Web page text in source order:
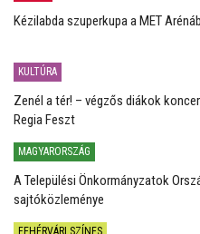
Kézilabda szuperkupa a MET
KULTÚRA
Zenél a tér! – végzős diákok
Regia Feszt
MAGYARORSZÁG
A Települési Önkormányzatok
sajtóközleménye
FEHÉRVÁRI SZÍNES